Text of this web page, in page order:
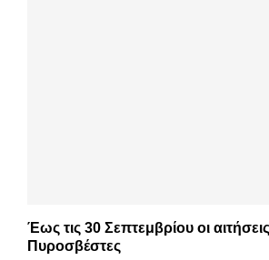
Έως τις 30 Σεπτεμβρίου οι
Πυροσβέστες